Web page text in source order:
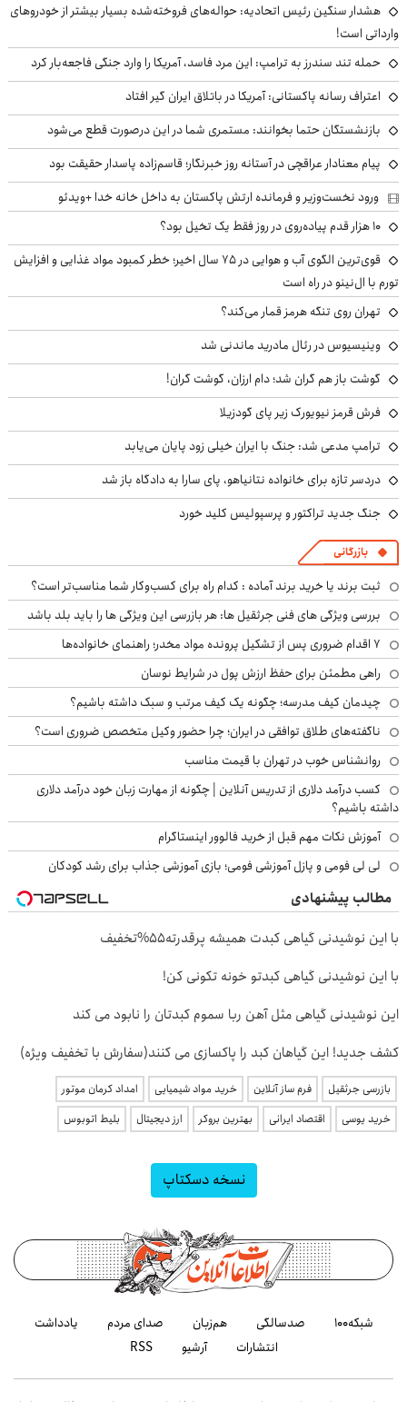
هشدار سنگین رئیس اتحادیه: حواله‌های فروخته‌شده بسیار بیشتر از خودروهای
وارداتی است!
حمله تند سندرز به ترامپ: این مرد فاسد، آمریکا را وارد جنگی فاجعه‌بار کرد
اعتراف رسانه پاکستانی: آمریکا در باتلاق ایران گیر افتاد
بازنشستگان حتما بخوانند: مستمری شما در این درصورت قطع می‌شود
پیام معنادار عراقچی در آستانه روز خبرنگار؛ قاسم‌زاده پاسدار حقیقت بود
ورود نخست‌وزیر و فرمانده ارتش پاکستان به داخل خانه خدا +ویدئو
۱۰ هزار قدم پیاده‌روی در روز فقط یک تخیل بود؟
قوی‌ترین الگوی آب و هوایی در ۷۵ سال اخیر؛ خطر کمبود مواد غذایی و افزایش
تورم با ال‌نینو در راه است
تهران روی تنگه هرمز قمار می‌کند؟
وینیسیوس در رئال مادرید ماندنی شد
گوشت باز هم گران شد؛ دام ارزان، گوشت گران!
فرش قرمز نیویورک زیر پای گودزیلا
ترامپ مدعی شد: جنگ با ایران خیلی زود پایان می‌یابد
دردسر تازه برای خانواده نتانیاهو، پای سارا به دادگاه باز شد
جنگ جدید تراکتور و پرسپولیس کلید خورد
بازرگانی
ثبت برند یا خرید برند آماده : کدام راه برای کسب‌وکار شما مناسب‌تر است؟
بررسی ویژگی های فنی جرثقیل ها: هر بازرسی این ویژگی ها را باید بلد باشد
۷ اقدام ضروری پس از تشکیل پرونده مواد مخدر؛ راهنمای خانواده‌ها
راهی مطمئن برای حفظ ارزش پول در شرایط نوسان
چیدمان کیف مدرسه؛ چگونه یک کیف مرتب و سبک داشته باشیم؟
ناگفته‌های طلاق توافقی در ایران؛ چرا حضور وکیل متخصص ضروری است؟
روانشناس خوب در تهران با قیمت مناسب
کسب درآمد دلاری از تدریس آنلاین | چگونه از مهارت زبان خود درآمد دلاری
داشته باشیم؟
آموزش نکات مهم قبل از خرید فالوور اینستاگرام
لی لی فومی و پازل آموزشی فومی؛ بازی آموزشی جذاب برای رشد کودکان
مطالب پیشنهادی
با این نوشیدنی گیاهی کبدت همیشه پرقدرته55%تخفیف
با این نوشیدنی گیاهی کبدتو خونه تکونی کن!
این نوشیدنی گیاهی مثل آهن ربا سموم کبدتان را نابود می کند
کشف جدید! این گیاهان کبد را پاکسازی می کنند(سفارش با تخفیف ویژه)
بازرسی جرثقیل فرم ساز آنلاین خرید مواد شیمیایی
امداد کرمان موتور
خرید یوسی
اقتصاد ایرانی بهترین بروکر ارز دیجیتال بلیط اتوبوس
نسخه دسکتاپ
شبکه۱۰۰ صدسالگی هم‌زبان صدای مردم
یادداشت
انتشارات
آرشیو RSS